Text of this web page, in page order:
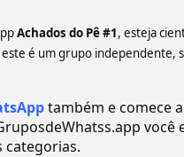
Achados do Pê #1, esteja
é um grupo independente,
também e comece
categorias.